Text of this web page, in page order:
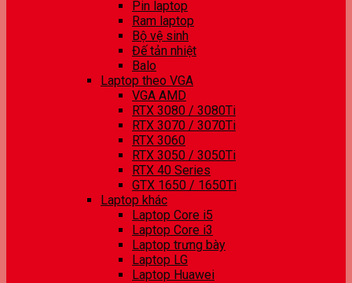
Pin laptop
Ram laptop
Bộ vệ sinh
Đế tản nhiệt
Balo
Laptop theo VGA
VGA AMD
RTX 3080 / 3080Ti
RTX 3070 / 3070Ti
RTX 3060
RTX 3050 / 3050Ti
RTX 40 Series
GTX 1650 / 1650Ti
Laptop khác
Laptop Core i5
Laptop Core i3
Laptop trưng bày
Laptop LG
Laptop Huawei